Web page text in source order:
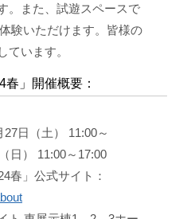
。また、試遊スペースで
験いただけます。皆様の
ています。
春」開催概要：
27日（土） 11:00～
日） 11:00～17:00
春」公式サイト：